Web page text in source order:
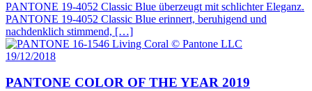
PANTONE 19-4052 Classic Blue überzeugt mit schlichter Eleganz.
PANTONE 19-4052 Classic Blue erinnert, beruhigend und
nachdenklich stimmend, […]
19/12/2018
PANTONE COLOR OF THE YEAR 2019